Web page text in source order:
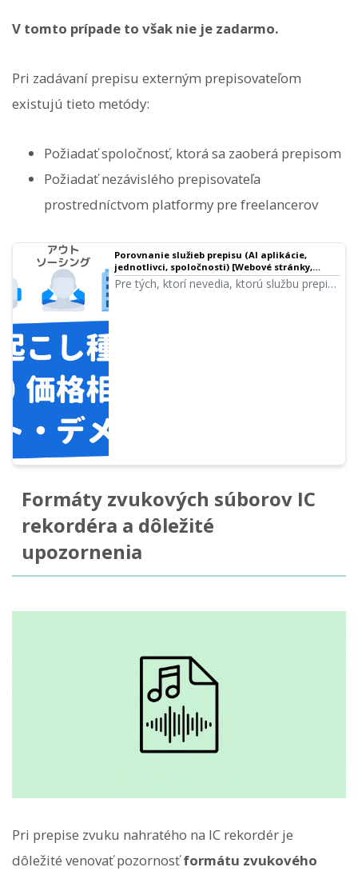
V tomto prípade to však nie je zadarmo.
Pri zadávaní prepisu externým prepisovateľom
existujú tieto metódy:
Požiadať spoločnosť, ktorá sa zaoberá prepisom
Požiadať nezávislého prepisovateľa
prostredníctvom platformy pre freelancerov
Porovnanie služieb prepisu (AI aplikácie,
jednotlivci, spoločnosti) [Webové stránky,
aplikácie, PC, smartfóny]
Pre tých, ktorí nevedia, ktorú službu prepisu
Formáty zvukových súborov IC
rekordéra a dôležité
upozornenia
Pri prepise zvuku nahratého na IC rekordér je
dôležité venovať pozornosťformátu zvukového